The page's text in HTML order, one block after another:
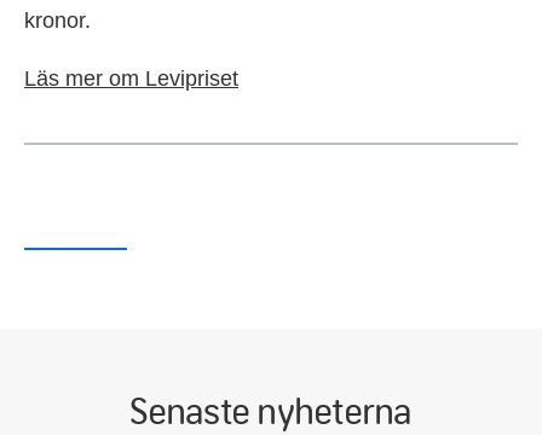
kronor.
Läs mer om Levipriset
Senaste nyheterna